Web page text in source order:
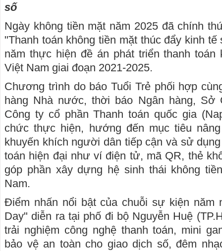
số
Ngày không tiền mặt năm 2025 đã chính
"Thanh toán không tiền mặt thúc đẩy kinh
năm thực hiện đề án phát triển thanh toán
Việt Nam giai đoạn 2021-2025.
Chương trình do báo Tuổi Trẻ phối hợp
hàng Nhà nước, thời báo Ngân hàng, Sở
Công ty cổ phần Thanh toán quốc gia
chức thực hiện, hướng đến mục tiêu
khuyến khích người dân tiếp cận và sử
toán hiện đại như ví điện tử, mã QR, thẻ
góp phần xây dựng hệ sinh thái không
Nam.
Điểm nhấn nổi bật của chuỗi sự kiện năm
Day" diễn ra tại phố đi bộ Nguyễn Huệ
trải nghiệm công nghệ thanh toán, mini
bảo vệ an toàn cho giao dịch số, đêm